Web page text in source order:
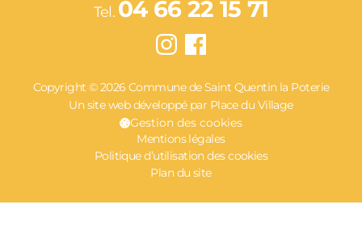
Tel. 04 66 22 15 71
Copyright © 2026 Commune de Saint Quentin la Poterie
Un site web développé par Place du Village
Gestion des cookies
Mentions légales
Politique d’utilisation des cookies
Plan du site